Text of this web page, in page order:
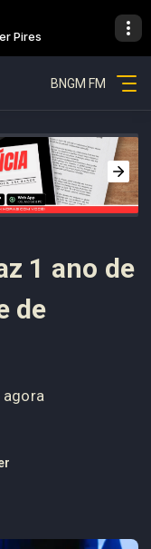
BNGM FM
1 ano de
de
agora